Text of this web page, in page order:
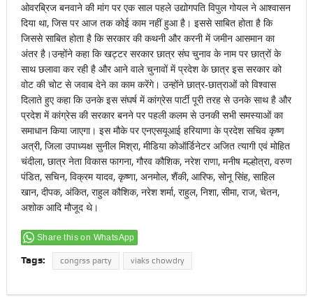
ओवरब्रिज बनवाने की मांग पर एक साल पहले उद्योगपति विपुल गोयल ने आश्वासन
दिया था, जिस पर आज तक कोई काम नहीं हुआ है। इससे साबित होता है कि
जिससे साबित होता है कि सरकार की कथनी और करनी में जमीन आसमान का
अंतर है।उन्होंने कहा कि खट्टर सरकार छात्र संघ चुनाव के नाम पर छात्रों के
साथ छलावा कर रही है और आने वाले चुनावों में प्रदेश के छात्र इस सरकार को
वोट की चोट से जवाब देने का काम करेंगे। उन्होंने छात्र-छात्राओं को विश्वास
दिलाते हुए कहा कि उनके इस संघर्ष में कांग्रेस पार्टी पूरी तरह से उनके साथ है और
प्रदेश में कांग्रेस की सरकार बनने पर पहली कलम से उनकी सभी समस्याओं का
समाधान किया जाएगा। इस मौके पर एनएसयूआई हरियाणा के प्रदेश सचिव कृष्ण
अत्री, जिला उपाध्यक्ष सुनील मिश्रा, मीडिया कोऑर्डिनेटर अजित त्यागी एवं मोहित
चंदीला, छात्र नेता विकास फागना, गौरव कौशिक, नरेश राणा, मनीष मल्होत्रा, वरुण
पंडित, सचिन, विक्रम यादव, कृष्णा, अनमोल, शैंकी, आरिफ, सोनू सिंह, साहिल
खान, दीपक, अंकित, राहुल कौशिक, नरेश शर्मा, राहुल, निशा, सीमा, राज, चेतन,
अशोक आदि मौजूद थे।
Share this on WhatsApp
Tags: congrss party viaks chowdry